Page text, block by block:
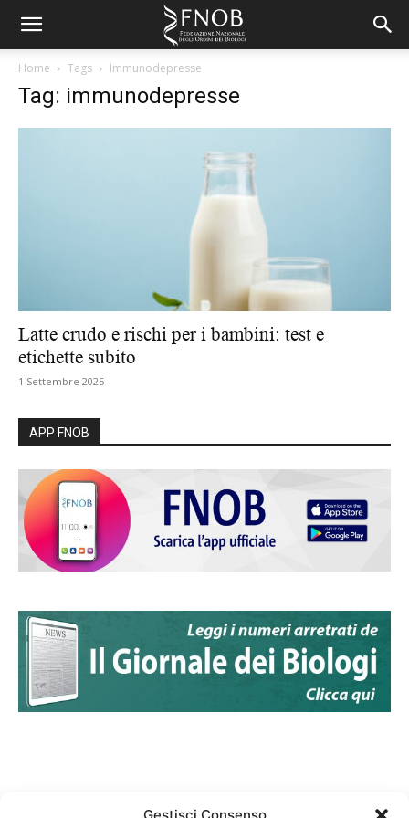
Home Tags Immunodepresse
Tag: immunodepresse
Latte crudo e rischi per i bambini: test e
etichette subito
1 Settembre 2025
APP FNOB